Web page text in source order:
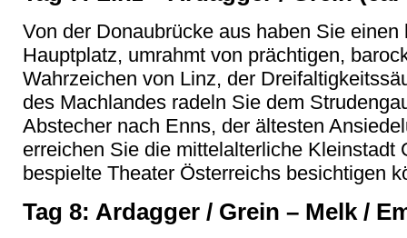
Von der Donaubrücke aus haben Sie
Hauptplatz, umrahmt von prächtigen,
Wahrzeichen von Linz, der
des Machlandes radeln Sie dem
Abstecher nach Enns, der ältesten
erreichen Sie die mittelalterliche Kleinstadt
bespielte Theater Österreichs besichtigen
Tag 8: Ardagger / Grein – Melk /